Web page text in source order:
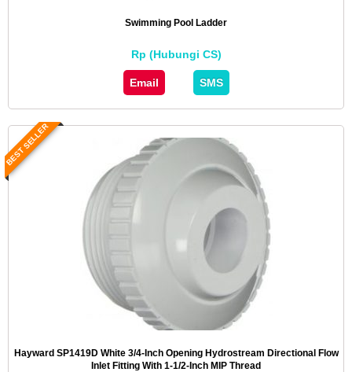
Swimming Pool Ladder
Rp (Hubungi CS)
Email SMS
BEST SELLER
Hayward SP1419D White 3/4-Inch Opening Hydrostream Directional Flow
Inlet Fitting With 1-1/2-Inch MIP Thread